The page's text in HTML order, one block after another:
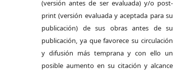
(versión antes de ser evaluada) y/o post-
print (versión evaluada y aceptada para su
publicación) de sus obras antes de su
publicación, ya que favorece su circulación
y difusión más temprana y con ello un
posible aumento en su citación y alcance